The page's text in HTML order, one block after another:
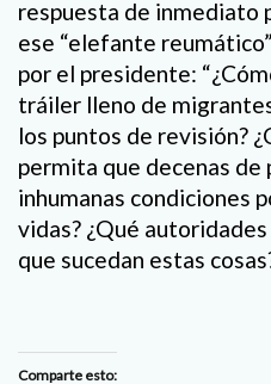
respuesta de inmediato
ese “elefante
por el presidente:
tráiler lleno de
los puntos de revisión?
permita que decenas de
inhumanas condiciones
vidas? ¿Qué
que sucedan estas
Comparte esto: